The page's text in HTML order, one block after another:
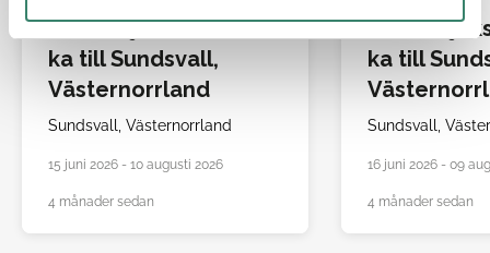
Allmänsjuksköters
ka till Sundsvall,
Västernorrland
Sundsvall, Västernorrland
15 juni 2026 - 10 augusti 2026
4 månader sedan
ka till
Sundsvall,
16 juni 2026 - 09
4 månader sedan